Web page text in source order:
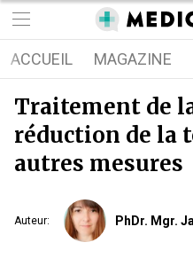
ACCUEIL MAGAZINE
Traitement de
réduction de la
autres mesures
Auteur: PhDr. Mgr.